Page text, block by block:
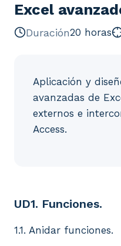
Excel
Duración20 horas
Aplicación y
avanzadas de
externos e
Access.
UD1. Funciones. 1.1.
UD1. Funciones.
1.1. Anidar funciones.